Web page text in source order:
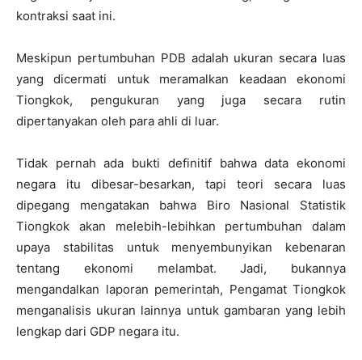
kontraksi saat ini.
Meskipun pertumbuhan PDB adalah ukuran secara luas
yang dicermati untuk meramalkan keadaan ekonomi
Tiongkok, pengukuran yang juga secara rutin
dipertanyakan oleh para ahli di luar.
Tidak pernah ada bukti definitif bahwa data ekonomi
negara itu dibesar-besarkan, tapi teori secara luas
dipegang mengatakan bahwa Biro Nasional Statistik
Tiongkok akan melebih-lebihkan pertumbuhan dalam
upaya stabilitas untuk menyembunyikan kebenaran
tentang ekonomi melambat. Jadi, bukannya
mengandalkan laporan pemerintah, Pengamat Tiongkok
menganalisis ukuran lainnya untuk gambaran yang lebih
lengkap dari GDP negara itu.